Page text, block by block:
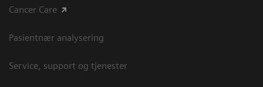
Cancer Care
Pasientnær analysering
Service, support og tjenester